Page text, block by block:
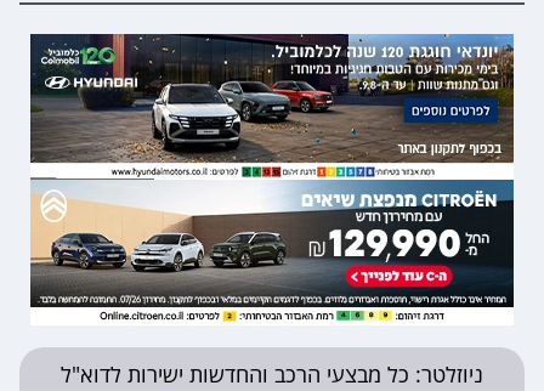
ניוזלטר: כל מבצעי הרכב והחדשות ישירות לדוא"ל